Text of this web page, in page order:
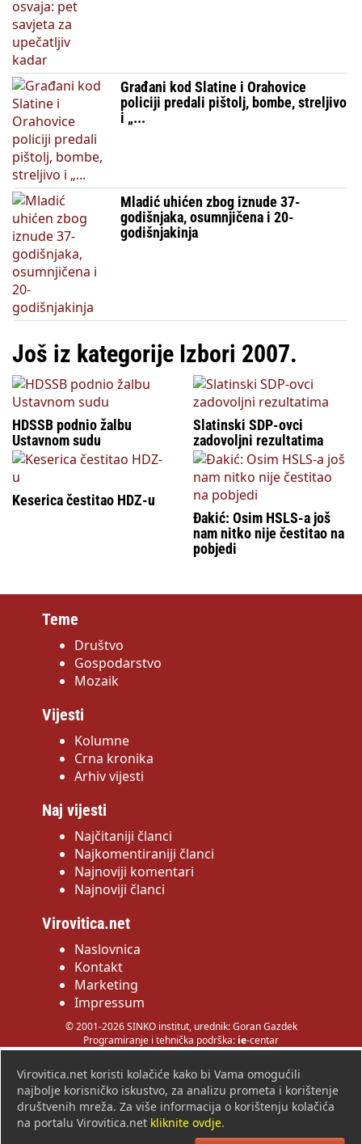
Građani kod Slatine i Orahovice
policiji predali pištolj, bombe, streljivo
i „...
Mladić uhićen zbog iznude 37-
godišnjaka, osumnjičena i 20-
godišnjakinja
Još iz kategorije Izbori 2007.
HDSSB podnio žalbu
Ustavnom sudu
Slatinski SDP-ovci
zadovoljni rezultatima
Keserica čestitao HDZ-u
Đakić: Osim HSLS-a još
nam nitko nije čestitao na
pobjedi
Teme
Društvo
Gospodarstvo
Mozaik
Vijesti
Kolumne
Crna kronika
Arhiv vijesti
Naj vijesti
Najčitaniji članci
Najkomentiraniji članci
Najnoviji komentari
Najnoviji članci
Virovitica.net
Naslovnica
Kontakt
Marketing
Impressum
© 2001-2026 SINKO institut, urednik: Goran Gazdek
Programiranje i tehnička podrška: ie-centar
Virovitica.net koristi kolačiće kako bi Vama omogućili
najbolje korisničko iskustvo, za analizu prometa i korištenje
društvenih mreža. Za više informacija o korištenju kolačića
na portalu Virovitica.net kliknite ovdje.